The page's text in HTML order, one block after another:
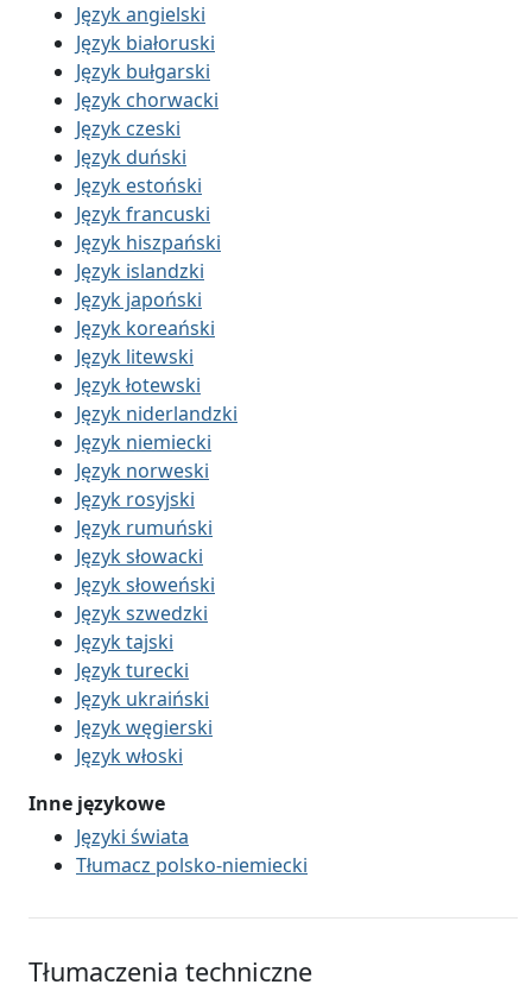
Język angielski
Język białoruski
Język bułgarski
Język chorwacki
Język czeski
Język duński
Język estoński
Język francuski
Język hiszpański
Język islandzki
Język japoński
Język koreański
Język litewski
Język łotewski
Język niderlandzki
Język niemiecki
Język norweski
Język rosyjski
Język rumuński
Język słowacki
Język słoweński
Język szwedzki
Język tajski
Język turecki
Język ukraiński
Język węgierski
Język włoski
Inne językowe
Języki świata
Tłumacz polsko-niemiecki
Tłumaczenia techniczne